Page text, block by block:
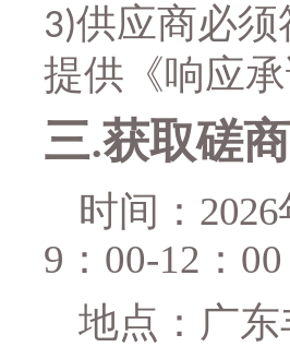
3)供应商必
提供 《响应
三.获取磋
时间： 2026
9：00-12：00
地点： 广